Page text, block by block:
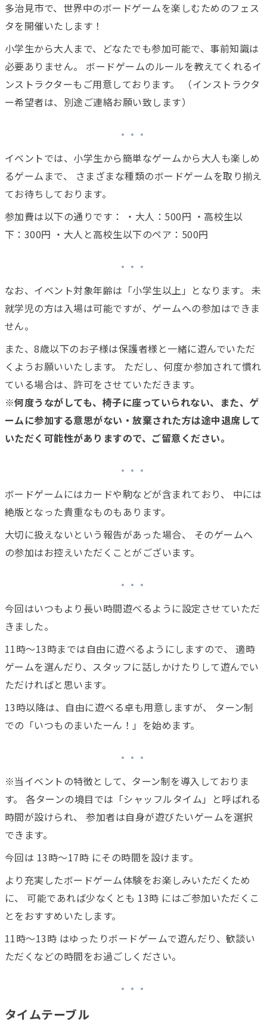
多治見市で、世界中のボードゲームを楽しむためのフェス
タを開催いたします！
小学生から大人まで、どなたでも参加可能で、事前知識は
必要ありません。 ボードゲームのルールを教えてくれるイ
ンストラクターもご用意しております。 （インストラクタ
ー希望者は、別途ご連絡お願い致します）
イベントでは、小学生から簡単なゲームから大人も楽しめ
るゲームまで、 さまざまな種類のボードゲームを取り揃え
てお待ちしております。
参加費は以下の通りです： ・大人：500円 ・高校生以
下：300円 ・大人と高校生以下のペア：500円
なお、イベント対象年齢は「小学生以上」となります。 未
就学児の方は入場は可能ですが、ゲームへの参加はできま
せん。
また、8歳以下のお子様は保護者様と一緒に遊んでいただ
くようお願いいたします。 ただし、何度か参加されて慣れ
ている場合は、許可をさせていただきます。
※何度うながしても、椅子に座っていられない、また、ゲ
ームに参加する意思がない・放棄された方は途中退席して
いただく可能性がありますので、ご留意ください。
ボードゲームにはカードや駒などが含まれており、 中には
絶版となった貴重なものもあります。
大切に扱えないという報告があった場合、 そのゲームへ
の参加はお控えいただくことがございます。
今回はいつもより長い時間遊べるように設定させていただ
きました。
11時〜13時までは自由に遊べるようにしますので、 適時
ゲームを選んだり、スタッフに話しかけたりして遊んでい
ただければと思います。
13時以降は、自由に遊べる卓も用意しますが、 ターン制
での「いつものまいたーん！」を始めます。
※当イベントの特徴として、ターン制を導入しておりま
す。 各ターンの境目では「シャッフルタイム」と呼ばれる
時間が設けられ、 参加者は自身が遊びたいゲームを選択
できます。
今回は 13時〜17時 にその時間を設けます。
より充実したボードゲーム体験をお楽しみいただくため
に、 可能であれば少なくとも 13時 にはご参加いただくこ
とをおすすめいたします。
11時〜13時 はゆったりボードゲームで遊んだり、歓談い
ただくなどの時間をお過ごしください。
タイムテーブル